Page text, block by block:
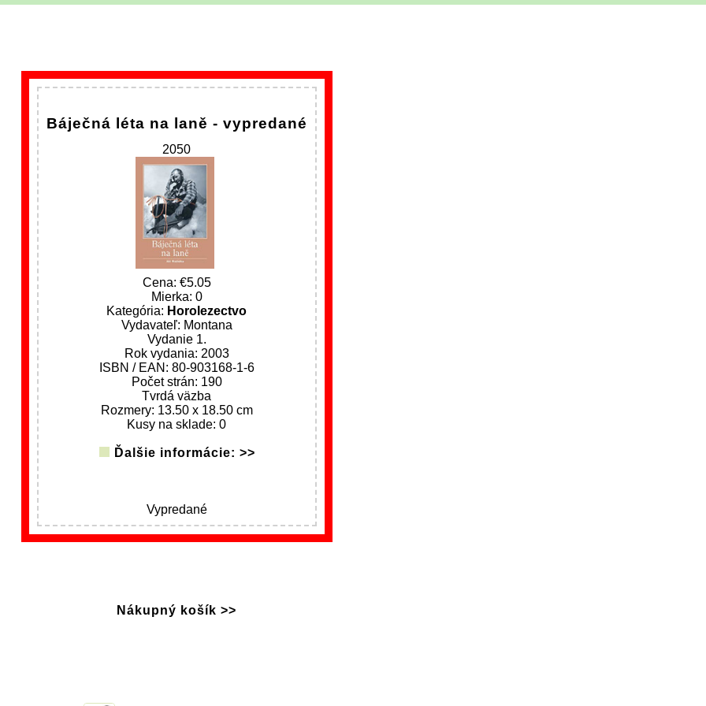
Báječná léta na laně - vypredané
2050
Cena:
5.05
Mierka: 0
Kategória: Horolezectvo
Vydavateľ: Montana
Vydanie 1.
Rok vydania: 2003
ISBN / EAN: 80-903168-1-6
Počet strán: 190
Tvrdá väzba
Rozmery: 13.50 x 18.50 cm
Kusy na sklade: 0
Ďalšie informácie: >>
Vypredané
Nákupný košík >>